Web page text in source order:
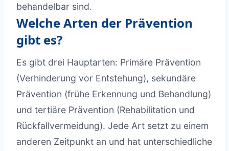
behandelbar sind.
Welche Arten der Prävention
gibt es?
Es gibt drei Hauptarten: Primäre Prävention
(Verhinderung vor Entstehung), sekundäre
Prävention (frühe Erkennung und Behandlung)
und tertiäre Prävention (Rehabilitation und
Rückfallvermeidung). Jede Art setzt zu einem
anderen Zeitpunkt an und hat unterschiedliche